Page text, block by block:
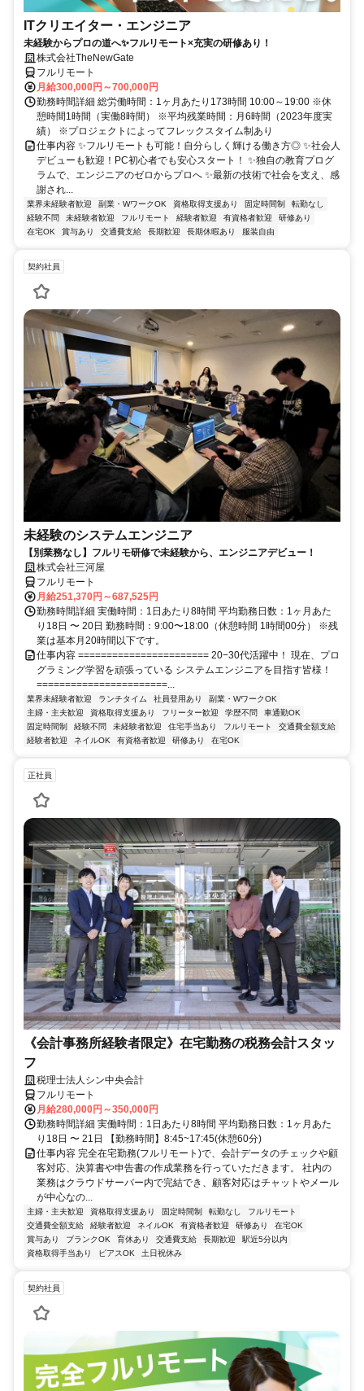
ITクリエイター・エンジニア
未経験からプロの道へ✨フルリモート×充実の研修あり！
株式会社TheNewGate
フルリモート
月給300,000円～700,000円
勤務時間詳細 総労働時間：1ヶ月あたり173時間 10:00～19:00 ※休
憩時間1時間（実働8時間） ※平均残業時間：月6時間（2023年度実
績） ※プロジェクトによってフレックスタイム制あり
仕事内容 ✨フルリモートも可能！自分らしく輝ける働き方◎ ✨社会人
デビューも歓迎！PC初心者でも安心スタート！ ✨独自の教育プログ
ラムで、エンジニアのゼロからプロへ ✨最新の技術で社会を支え、感
謝され...
業界未経験者歓迎 副業・WワークOK 資格取得支援あり 固定時間制
転勤なし
経験不問
未経験者歓迎 フルリモート 経験者歓迎 有資格者歓迎
研修あり
在宅OK
賞与あり 交通費支給 長期歓迎 長期休暇あり 服装自由
契約社員
未経験のシステムエンジニア
【別業務なし】フルリモ研修で未経験から、エンジニアデビュー！
株式会社三河屋
フルリモート
月給251,370円～687,525円
勤務時間詳細 実働時間：1日あたり8時間 平均勤務日数：1ヶ月あた
り18日 〜 20日 勤務時間：9:00〜18:00（休憩時間 1時間00分） ※残
業は基本月20時間以下です。
仕事内容 ======================= 20−30代活躍中！ 現在、プロ
グラミング学習を頑張っている システムエンジニアを目指す皆様！
=======================...
業界未経験者歓迎 ランチタイム 社員登用あり
副業・WワークOK
主婦・主夫歓迎
資格取得支援あり フリーター歓迎 学歴不問
車通勤OK
固定時間制
経験不問 未経験者歓迎 住宅手当あり フルリモート
交通費全額支給
経験者歓迎
ネイルOK 有資格者歓迎 研修あり 在宅OK
正社員
《会計事務所経験者限定》在宅勤務の税務会計スタッ
フ
税理士法人シン中央会計
フルリモート
月給280,000円～350,000円
勤務時間詳細 実働時間：1日あたり8時間 平均勤務日数：1ヶ月あた
り18日 〜 21日 【勤務時間】8:45~17:45(休憩60分)
仕事内容 完全在宅勤務(フルリモート)で、会計データのチェックや顧
客対応、決算書や申告書の作成業務を行っていただきます。 社内の
業務はクラウドサーバー内で完結でき、顧客対応はチャットやメール
が中心なの...
主婦・主夫歓迎 資格取得支援あり 固定時間制 転勤なし
フルリモート
交通費全額支給
経験者歓迎 ネイルOK 有資格者歓迎 研修あり
在宅OK
賞与あり
ブランクOK 育休あり 交通費支給 長期歓迎
駅近5分以内
資格取得手当あり
ピアスOK 土日祝休み
契約社員